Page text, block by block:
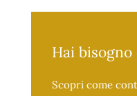
Hai
Scopri come